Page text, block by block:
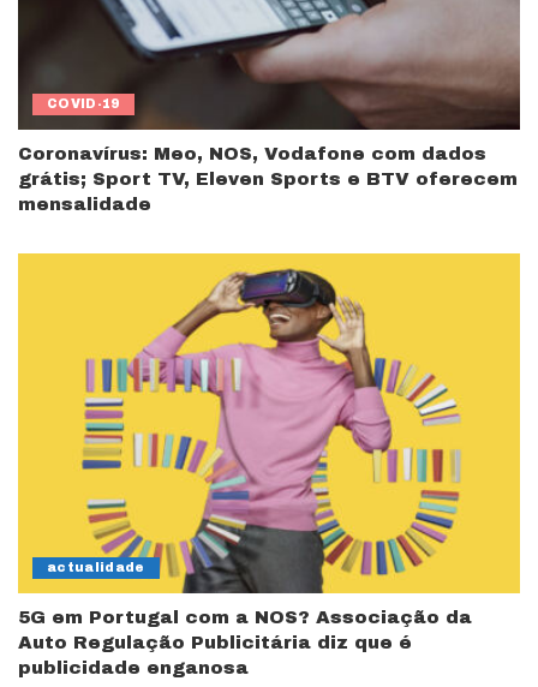
COVID-19
Coronavírus: Meo, NOS, Vodafone com dados
grátis; Sport TV, Eleven Sports e BTV oferecem
mensalidade
actualidade
5G em Portugal com a NOS? Associação da
Auto Regulação Publicitária diz que é
publicidade enganosa